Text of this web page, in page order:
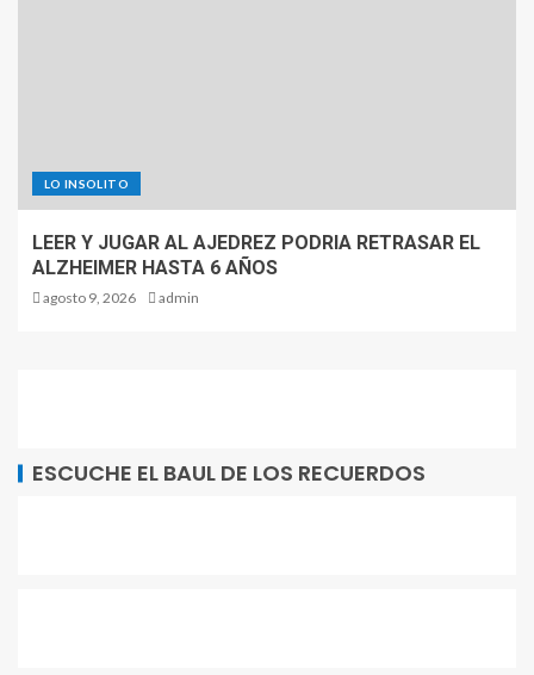
LO INSOLITO
LEER Y JUGAR AL AJEDREZ PODRIA RETRASAR EL
ALZHEIMER HASTA 6 AÑOS
agosto 9, 2026 admin
ESCUCHE EL BAUL DE LOS RECUERDOS